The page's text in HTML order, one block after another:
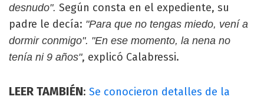
desnudo". Según consta en el expediente, su
padre le decía: "Para que no tengas miedo, vení a
dormir conmigo". "En ese momento, la nena no
tenía ni 9 años", explicó Calabressi.
LEER TAMBIÉN: Se conocieron detalles de la